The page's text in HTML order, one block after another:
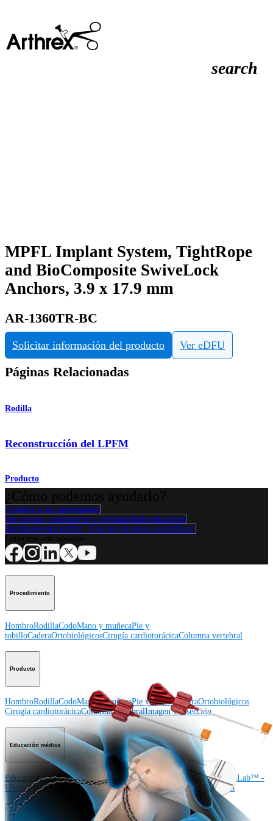
search
MPFL Implant System, TightRope
and BioComposite SwiveLock
Anchors, 3.9 x 17.9 mm
AR-1360TR-BC
Solicitar información del producto Ver eDFU
Páginas Relacionadas
Rodilla
Reconstrucción del LPFM
Producto
Contacte a un representante
Ver eventos, laboratorios y oportunidades educativas
Regístrese para recibir: ¿Qué hay de nuevo en Arthrex?
Procedimiento
HombroRodillaCodoMano y muñecaPie y
tobilloCaderaOrtobiológicosCirugía cardiotorácicaColumna vertebral
Producto
HombroRodillaCodoMano y muñecaPie y tobilloCaderaOrtobiológicos
Cirugía cardiotorácicaColumna vertebralImagen y resección
Educación médica
Educación médicaDescripción de cursosCalendario de cursosArthroLab™ -
UbicacionesNuestro departamento de educación médica OrthoPedia